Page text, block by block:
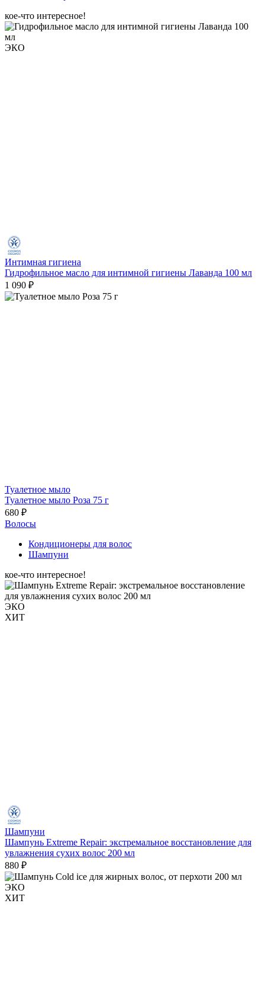
кое-что интересное!
ЭКО
Интимная гигиена
Гидрофильное масло для интимной гигиены Лаванда 100 мл
1 090 ₽
Туалетное мыло
Туалетное мыло Роза 75 г
680 ₽
Волосы
Кондиционеры для волос
Шампуни
кое-что интересное!
ЭКО
ХИТ
Шампуни
Шампунь Extreme Repair: экстремальное восстановление для
увлажнения сухих волос 200 мл
880 ₽
ЭКО
ХИТ